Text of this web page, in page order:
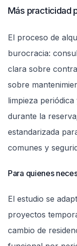
Más practicidad
El proceso de
burocracia:
clara sobre
sobre
limpieza
durante la
estandarizada
comunes y
Para quienes
El estudio se
proyectos
cambio de